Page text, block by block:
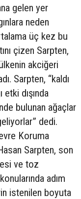
gelen yer
neden
üç kez bu
çizen Sarpten,
akciğeri
Sarpten, “kaldı
etki dışında
bulunan ağaçlar
dedi.
Koruma
Sarpten, son
ve toz
adım
istenilen boyuta